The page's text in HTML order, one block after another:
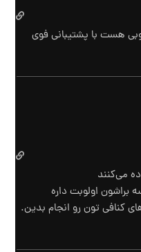
هست با پشتیبانی فوی
می‌کنند
براشون اولوبت داره
کنافی تون رو انجام بدین.